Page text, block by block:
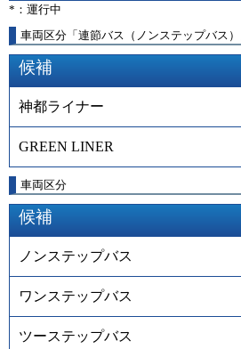
*：運行中
車両区分「連節バス（ノンステップバス
候補
神都ライナー
GREEN LINER
車両区分
候補
ノンステップバス
ワンステップバス
ツーステップバス